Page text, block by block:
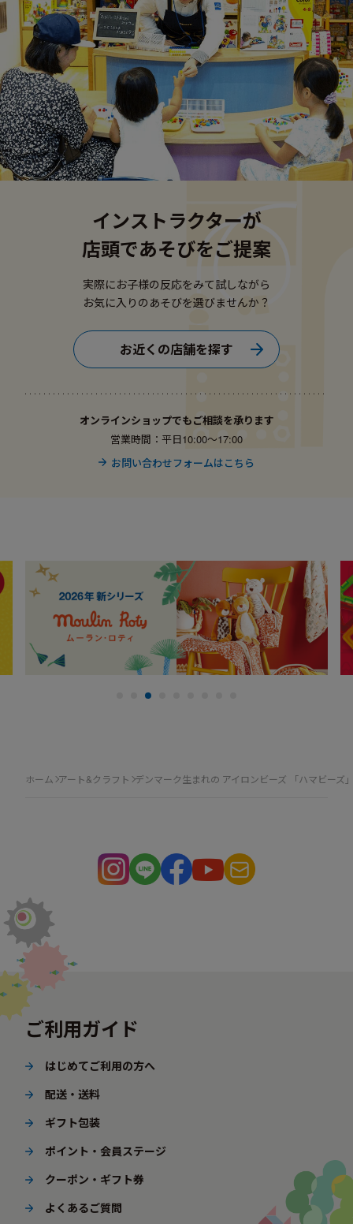
インストラクターが
店頭であそびをご提案
実際にお子様の反応をみて試しながら
お気に入りのあそびを選びませんか？
お近くの店舗を探す
オンラインショップでもご相談を承ります
営業時間：平日10:00〜17:00
お問い合わせフォームはこちら
ホーム アート&クラフト デンマーク生まれの アイロンビーズ 「ハマビーズ
ご利用ガイド
はじめてご利用の方へ
配送・送料
ギフト包装
ポイント・会員ステージ
クーポン・ギフト券
よくあるご質問